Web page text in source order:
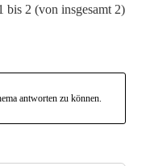
bis 2 (von insgesamt 2)
antworten zu können.